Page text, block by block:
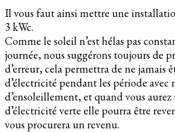
Il vous faut ainsi mettre une
3 kWc.
Comme le soleil n’est hélas pas
journée, nous suggérons toujours de
d’erreur, cela permettra de ne jamais
d’électricité pendant les période avec
d’ensoleillement, et quand vous
d’électricité verte elle pourra être
vous procurera un revenu.